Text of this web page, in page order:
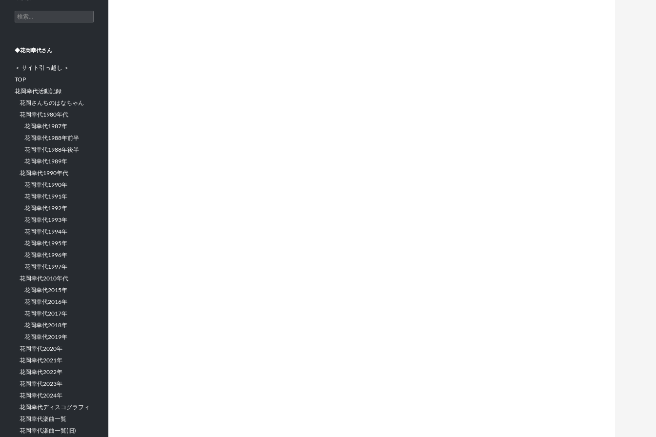
検
索:
◆花岡幸代さん
＜ サイト引っ越し ＞
TOP
花岡幸代活動記録
花岡さんちのはなちゃん
花岡幸代1980年代
花岡幸代1987年
花岡幸代1988年前半
花岡幸代1988年後半
花岡幸代1989年
花岡幸代1990年代
花岡幸代1990年
花岡幸代1991年
花岡幸代1992年
花岡幸代1993年
花岡幸代1994年
花岡幸代1995年
花岡幸代1996年
花岡幸代1997年
花岡幸代2010年代
花岡幸代2015年
花岡幸代2016年
花岡幸代2017年
花岡幸代2018年
花岡幸代2019年
花岡幸代2020年
花岡幸代2021年
花岡幸代2022年
花岡幸代2023年
花岡幸代2024年
花岡幸代ディスコグラフィ
花岡幸代楽曲一覧
花岡幸代楽曲一覧(旧)